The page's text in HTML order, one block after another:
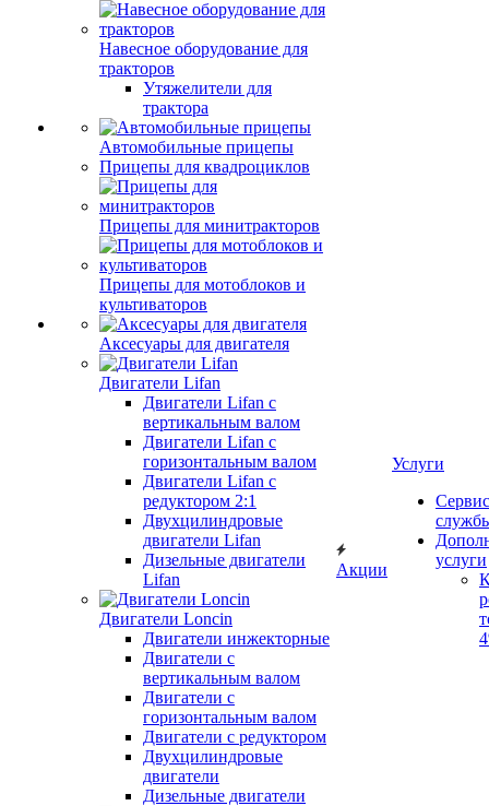
Навесное оборудование для
тракторов
Утяжелители для
трактора
Автомобильные прицепы
Прицепы для квадроциклов
Прицепы для минитракторов
Прицепы для мотоблоков и
культиваторов
Аксесуары для двигателя
Двигатели Lifan
Двигатели Lifan с
вертикальным валом
Двигатели Lifan с
горизонтальным валом
Двигатели Lifan с
редуктором 2:1
Двухцилиндровые
двигатели Lifan
Дизельные двигатели
Lifan
Двигатели Loncin
Двигатели инжекторные
Двигатели с
вертикальным валом
Двигатели с
горизонтальным валом
Двигатели с редуктором
Двухцилиндровые
двигатели
Дизельные двигатели
Акции
Услуги
услуги